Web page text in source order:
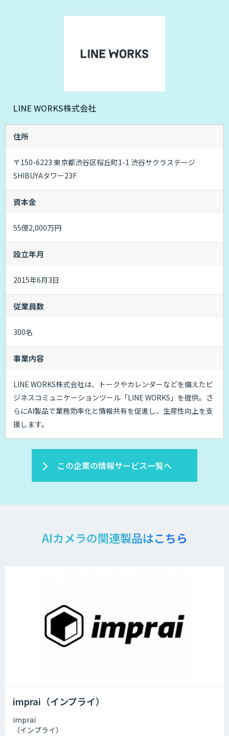
LINE WORKS株式会社
住所
〒150-6223 東京都渋谷区桜丘町1-1 渋谷サクラステージ
SHIBUYAタワー23F
資本金
55億2,000万円
設立年月
2015年6月3日
従業員数
300名
事業内容
LINE WORKS株式会社は、トークやカレンダーなどを備えたビ
ジネスコミュニケーションツール「LINE WORKS」を提供。さ
らにAI製品で業務効率化と情報共有を促進し、生産性向上を支
援します。
この企業の情報サービス一覧へ
AIカメラの関連製品はこちら
imprai（インプライ）
imprai
（インプライ）